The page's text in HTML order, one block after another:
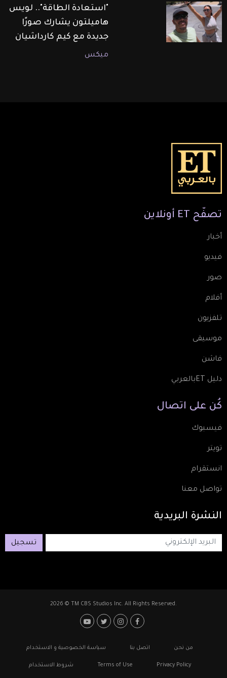
"استعادة الطاقة".. لويس
هاميلتون يشارك صورًا
جديدة مع كيم كارداشيان
ميكس
تصفّح ET أونلاين
أخبار
فيديو
صور
أفلام
تلفزيون
موسيقى
فاشن
دليل ETبالعربي
كُن على اتصال
فيسبوك
تويتر
انستقرام
تواصل معنا
النشرة البريدية
تسجيل
2026 © TM CBS Studios Inc. All Rights Reserved.
Footer: Social Media
Footerمن نحن اتصل بنا سياسة الخصوصية و الاستخدام
Privacy Policy
Terms of Use شروط الاستخدام